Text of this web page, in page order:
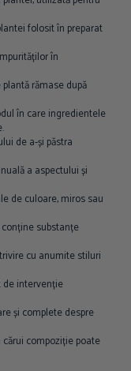
folosit în preparat
în
rămase după
în care ingredientele
de a-și păstra
a aspectului și
de culoare, miros sau
substanțe
cu anumite stiluri
de intervenție
și complete despre
cărui compoziție poate